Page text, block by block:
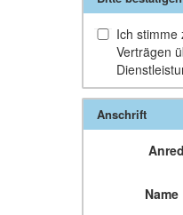
Ich stimme
Verträgen
Anschrift
Name